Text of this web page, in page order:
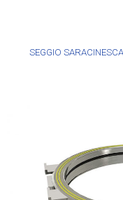
SEGGIO